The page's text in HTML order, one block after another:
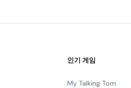
인기 게임
My Talking Tom